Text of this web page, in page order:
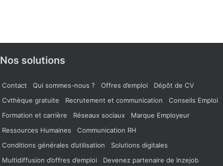
Nos solutions
Contact Qui sommes-nous ? Offres d’emploi
Dépôt de CV
Cvthèque gratuite
Recrutement et communication
Conseils Emploi
Formation et carrière
Réseaux sociaux
Marque Employeur
Ressources Humaines
Communication RH
Conditions générales d’utilisation
Solutions digitales
Multidiffusion d’offres d’emploi
Devenez partenaire de Inzejob